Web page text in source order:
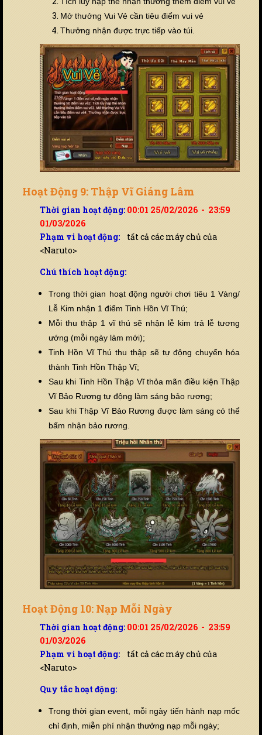
Mở thưởng Vui Vẻ cần tiêu điểm vui vẻ
Thưởng nhận được trực tiếp vào túi.
Hoạt Động 9: Thập Vĩ Giáng Lâm
Thời gian hoạt động: 00:01 25/02/2026 - 23:59
01/03/2026
Phạm vi hoạt động: tất cả các máy chủ của
<Naruto>
Chú thích hoạt động:
Trong thời gian hoạt động người chơi tiêu 1 Vàng/
Lễ Kim nhận 1 điểm Tinh Hồn Vĩ Thú;
Mỗi thu thập 1 vĩ thú sẽ nhận lễ kim trả lễ tương
ướng (mỗi ngày làm mới);
Tinh Hồn Vĩ Thú thu thập sẽ tự động chuyển hóa
thành Tinh Hồn Thập Vĩ;
Sau khi Tinh Hồn Thập Vĩ thỏa mãn điều kiện Thập
Vĩ Bảo Rương tự động làm sáng bảo rương;
Sau khi Thập Vĩ Bảo Rương được làm sáng có thể
bấm nhận bảo rương.
Hoạt Động 10: Nạp Mỗi Ngày
Thời gian hoạt động: 00:01 25/02/2026 - 23:59
01/03/2026
Phạm vi hoạt động: tất cả các máy chủ của
<Naruto>
Quy tắc hoạt động:
Trong thời gian event, mỗi ngày tiến hành nạp mốc
chỉ định, miễn phí nhận thưởng nạp mỗi ngày;